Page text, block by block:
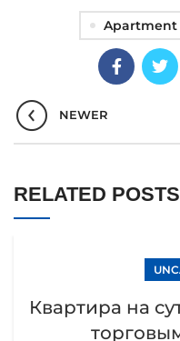
Apartment
NEWER
RELATED POSTS
Квартира на